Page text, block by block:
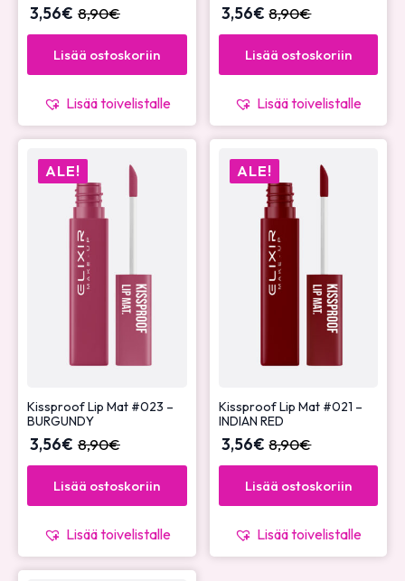
8,90€
3,56€
Lisää ostoskoriin
Lisää toivelistalle
8,90€
3,56€
Lisää ostoskoriin
Lisää toivelistalle
ALE!
Kissproof Lip Mat #023 –
BURGUNDY
8,90€
3,56€
Lisää ostoskoriin
Lisää toivelistalle
ALE!
Kissproof Lip Mat #021 –
INDIAN RED
8,90€
3,56€
Lisää ostoskoriin
Lisää toivelistalle